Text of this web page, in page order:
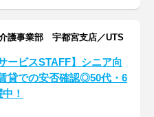
護事業部 宇都宮支店／UTS
ービスSTAFF】シニア向
貸での安否確認◎50代・6
！